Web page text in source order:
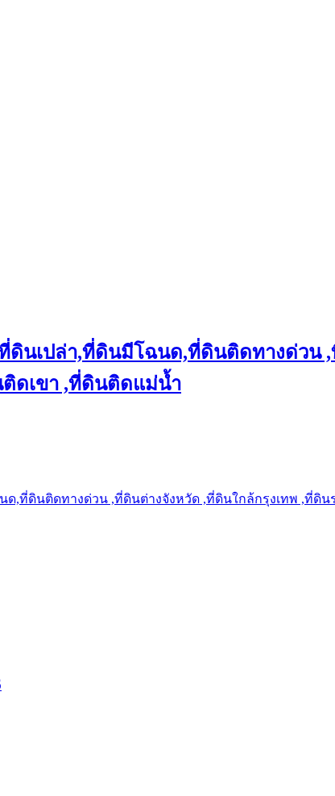
ดินเปล่า,ที่ดินมีโฉนด,ที่ดินติดทางด่วน
ดเขา ,ที่ดินติดแม่น้ำ
,ที่ดินติดทางด่วน ,ที่ดินต่างจังหวัด ,ที่ดินใกล้กรุงเทพ ,ที่ดิน